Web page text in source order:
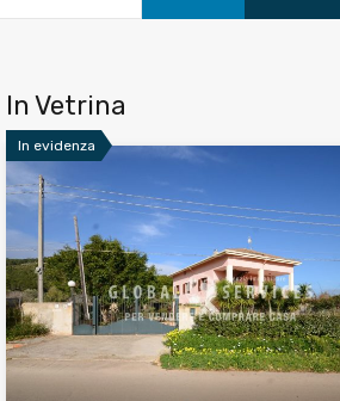
In Vetrina
In evidenza